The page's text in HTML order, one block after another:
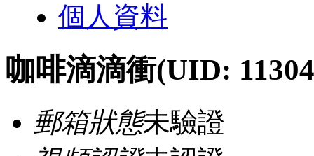
個人資料
咖啡滴滴衝(UID:
郵箱狀態未驗證